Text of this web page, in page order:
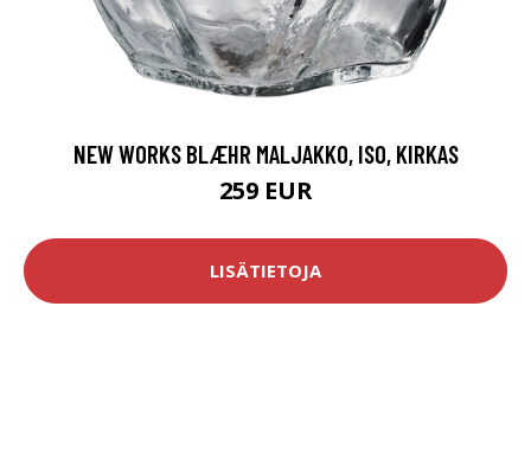
NEW WORKS BLÆHR MALJAKKO, ISO, KIRKAS
259 EUR
LISÄTIETOJA